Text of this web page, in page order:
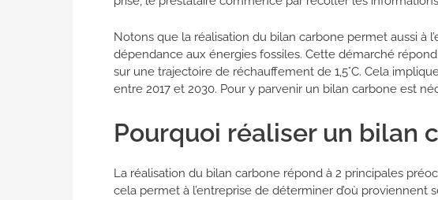
Notons que la réalisation du bilan carbone permet aussi à
dépendance aux énergies fossiles. Cette démarché répond
sur une trajectoire de réchauffement de 1,5°C. Cela
entre 2017 et 2030. Pour y parvenir un bilan carbone est
Pourquoi réaliser un bilan
La réalisation du bilan carbone répond à 2 principales
cela permet à l’entreprise de déterminer d’où proviennent